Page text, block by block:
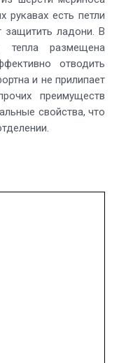
рукавах есть петли
защитить ладони. В
тепла размещена
отводить
и не прилипает
преимуществ
свойства, что